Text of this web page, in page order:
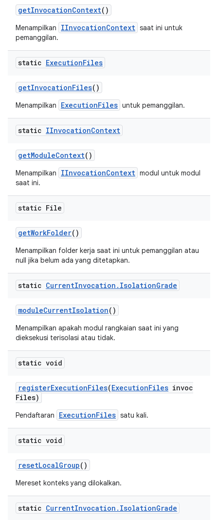
getInvocationContext()
Menampilkan IInvocationContext saat ini untuk
pemanggilan.
static ExecutionFiles
getInvocationFiles()
Menampilkan ExecutionFiles untuk pemanggilan.
static IInvocationContext
getModuleContext()
Menampilkan IInvocationContext modul untuk modul
saat ini.
static File
getWorkFolder()
Menampilkan folder kerja saat ini untuk pemanggilan atau
null jika belum ada yang ditetapkan.
static CurrentInvocation . IsolationGrade
moduleCurrentIsolation()
Menampilkan apakah modul rangkaian saat ini yang
dieksekusi terisolasi atau tidak.
static void
registerExecutionFiles(ExecutionFiles invoc
Files)
Pendaftaran ExecutionFiles satu kali.
static void
resetLocalGroup()
Mereset konteks yang dilokalkan.
static CurrentInvocation . IsolationGrade